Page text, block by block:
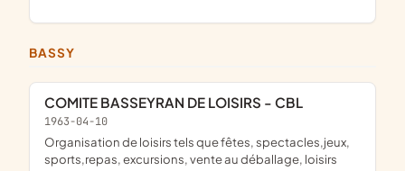
BASSY
COMITE BASSEYRAN DE LOISIRS - CBL
1963-04-10
organisation de loisirs tels que fêtes, spectacles,jeux,
sports,repas, excursions, vente au déballage, loisirs